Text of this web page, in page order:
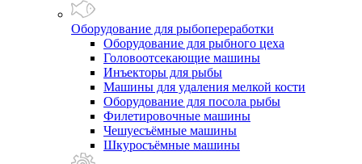
Оборудование для рыбопереработки
Оборудование для рыбного цеха
Головоотсекающие машины
Инъекторы для рыбы
Машины для удаления мелкой кости
Оборудование для посола рыбы
Филетировочные машины
Чешуесъёмные машины
Шкуросъёмные машины